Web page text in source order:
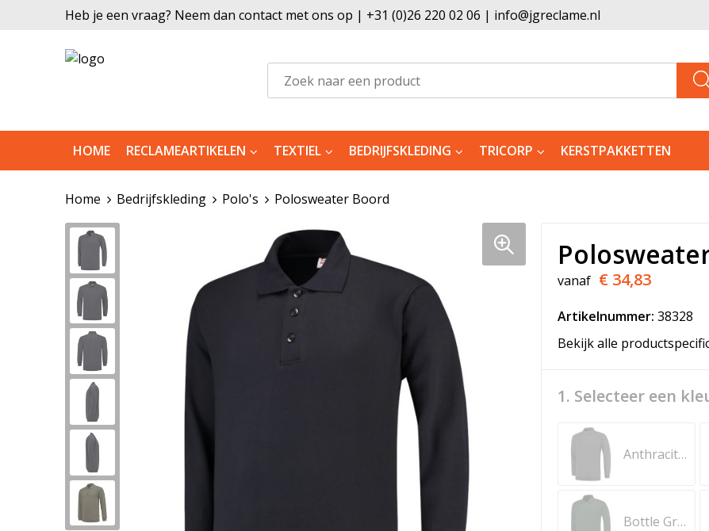
Heb je een vraag? Neem dan contact met ons op | +31 (0)26 220 02 06 | info@jgreclame.nl
HOME RECLAMEARTIKELEN TEXTIEL BEDRIJFSKLEDING TRICORP KERSTPAKKETTEN
Home Bedrijfskleding Polo's Polosweater Boord
vanaf € 34,83
Artikelnummer: 38328
Bekijk alle
1. Selecteer een
Anthracite Melange
Bottle Green